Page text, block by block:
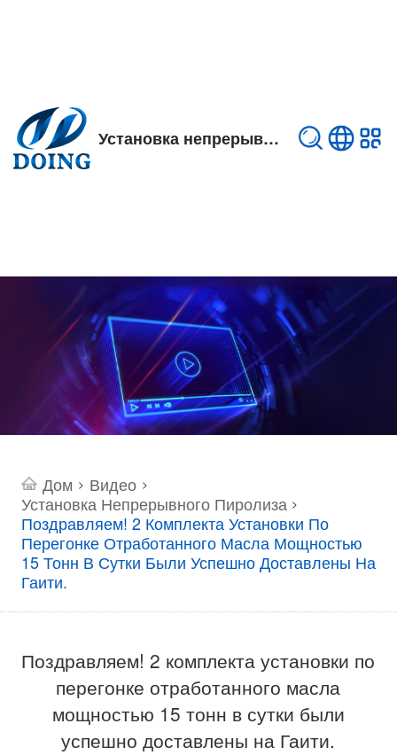
Установка непрерывного пиролиза
Дом > Видео>
Установка Непрерывного Пиролиза >
Поздравляем! 2 Комплекта Установки По
Перегонке Отработанного Масла Мощностью
15 Тонн В Сутки Были Успешно Доставлены На
Гаити.
Поздравляем! 2 комплекта установки по
перегонке отработанного масла
мощностью 15 тонн в сутки были
успешно доставлены на Гаити.